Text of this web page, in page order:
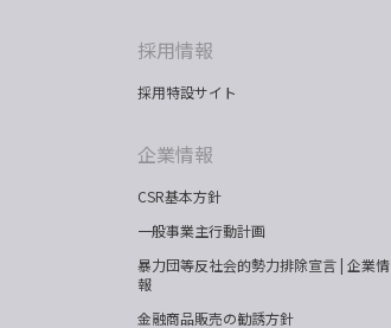
採用情報
採用特設サイト
企業情報
CSR基本方針
一般事業主行動計画
暴力団等反社会的勢力排除宣言 | 企業情
報
金融商品販売の勧誘方針